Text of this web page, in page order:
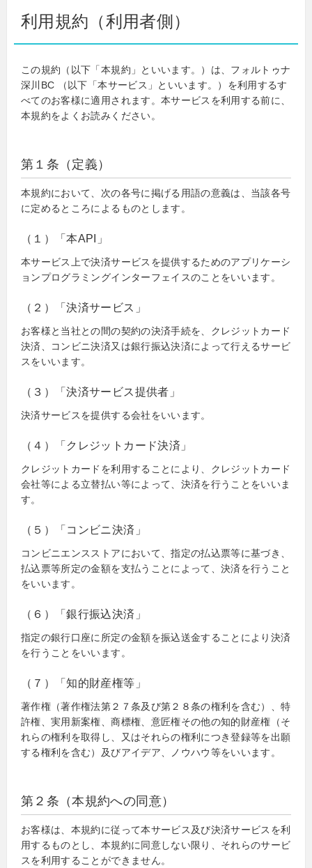
利用規約（利用者側）
この規約（以下「本規約」といいます。）は、フォルトゥナ
深川BC （以下「本サービス」といいます。）を利用するす
べてのお客様に適用されます。本サービスを利用する前に、
本規約をよくお読みください。
第１条（定義）
本規約において、次の各号に掲げる用語の意義は、当該各号
に定めるところによるものとします。
（１）「本API」
本サービス上で決済サービスを提供するためのアプリケーシ
ョンプログラミングインターフェイスのことをいいます。
（２）「決済サービス」
お客様と当社との間の契約の決済手続を、クレジットカード
決済、コンビニ決済又は銀行振込決済によって行えるサービ
スをいいます。
（３）「決済サービス提供者」
決済サービスを提供する会社をいいます。
（４）「クレジットカード決済」
クレジットカードを利用することにより、クレジットカード
会社等による立替払い等によって、決済を行うことをいいま
す。
（５）「コンビニ決済」
コンビニエンスストアにおいて、指定の払込票等に基づき、
払込票等所定の金額を支払うことによって、決済を行うこと
をいいます。
（６）「銀行振込決済」
指定の銀行口座に所定の金額を振込送金することにより決済
を行うことをいいます。
（７）「知的財産権等」
著作権（著作権法第２７条及び第２８条の権利を含む）、特
許権、実用新案権、商標権、意匠権その他の知的財産権（そ
れらの権利を取得し、又はそれらの権利につき登録等を出願
する権利を含む）及びアイデア、ノウハウ等をいいます。
第２条（本規約への同意）
お客様は、本規約に従って本サービス及び決済サービスを利
用するものとし、本規約に同意しない限り、それらのサービ
スを利用することができません。